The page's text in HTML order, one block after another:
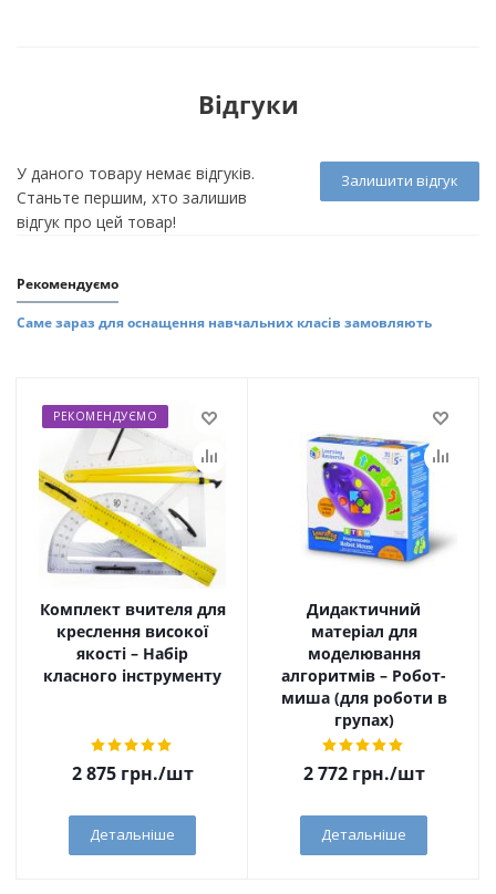
Відгуки
Залишити відгук
У даного товару немає відгуків.
Станьте першим, хто залишив
відгук про цей товар!
Рекомендуємо
Саме зараз для оснащення навчальних класів замовляють
РЕКОМЕНДУЄМО
Комплект вчителя для
креслення високої
якості – Набір
класного інструменту
2 875грн./шт
Детальніше
Дидактичний
матеріал для
моделювання
алгоритмів – Робот-
миша (для роботи в
групах)
2 772грн./шт
Детальніше